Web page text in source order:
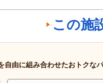
この施
自由に組み合わせたおトクな